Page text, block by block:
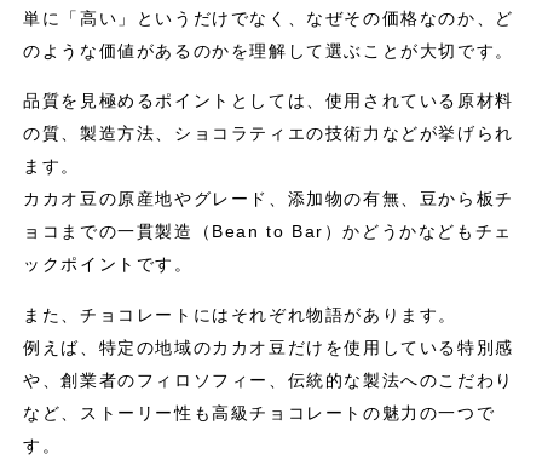
単に「高い」というだけでなく、なぜその価格なのか、ど
のような価値があるのかを理解して選ぶことが大切です。
品質を見極めるポイントとしては、使用されている原材料
の質、製造方法、ショコラティエの技術力などが挙げられ
ます。
カカオ豆の原産地やグレード、添加物の有無、豆から板チ
ョコまでの一貫製造（Bean to Bar）かどうかなどもチェ
ックポイントです。
また、チョコレートにはそれぞれ物語があります。
例えば、特定の地域のカカオ豆だけを使用している特別感
や、創業者のフィロソフィー、伝統的な製法へのこだわり
など、ストーリー性も高級チョコレートの魅力の一つで
す。